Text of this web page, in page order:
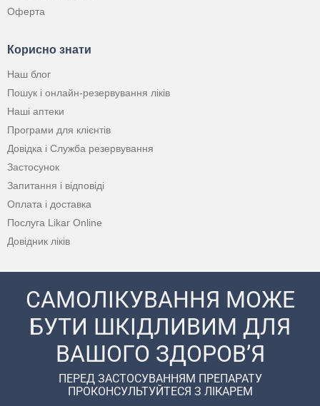
Оферта
Корисно знати
Наш блог
Пошук і онлайн-резервування ліків
Наші аптеки
Програми для клієнтів
Довідка і Служба резервування
Застосунок
Запитання і відповіді
Оплата і доставка
Послуга Likar Online
Довідник ліків
САМОЛІКУВАННЯ МОЖЕ
БУТИ ШКІДЛИВИМ ДЛЯ
ВАШОГО ЗДОРОВ’Я
ПЕРЕД ЗАСТОСУВАННЯМ ПРЕПАРАТУ
ПРОКОНСУЛЬТУЙТЕСЯ З ЛІКАРЕМ